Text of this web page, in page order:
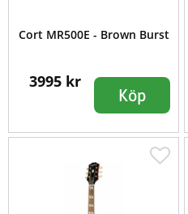
Cort MR500E - Brown Burst
3995 kr
Köp